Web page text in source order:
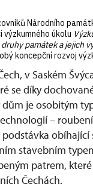
Národního
výzkumného úkolu
památek a jejich
koncepční rozvoj
v Saském
se díky
je osobitým
–
stavebním
patrem,
Čechách.